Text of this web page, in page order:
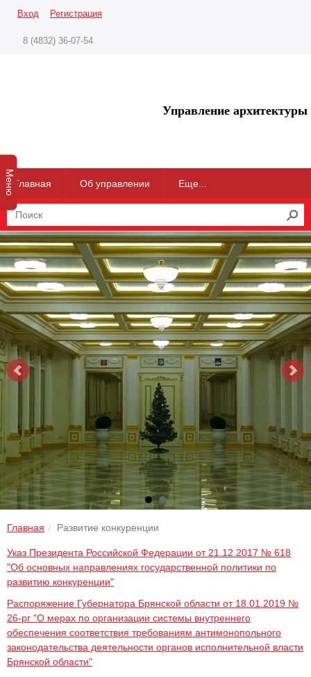
Вход Регистрация
8 (4832) 36-07-54
Управление архитектуры
Главная Об управлении Еще...
Меню
Главная Развитие конкуренции
Указ Президента Российской Федерации от 21.12.2017 № 618
"Об основных направлениях государственной политики по
развитию конкуренции"
Распоряжение Губернатора Брянской области от 18.01.2019 №
26-рг "О мерах по организации системы внутреннего
обеспечения соответствия требованиям антимонопольного
законодательства деятельности органов исполнительной власти
Брянской области"